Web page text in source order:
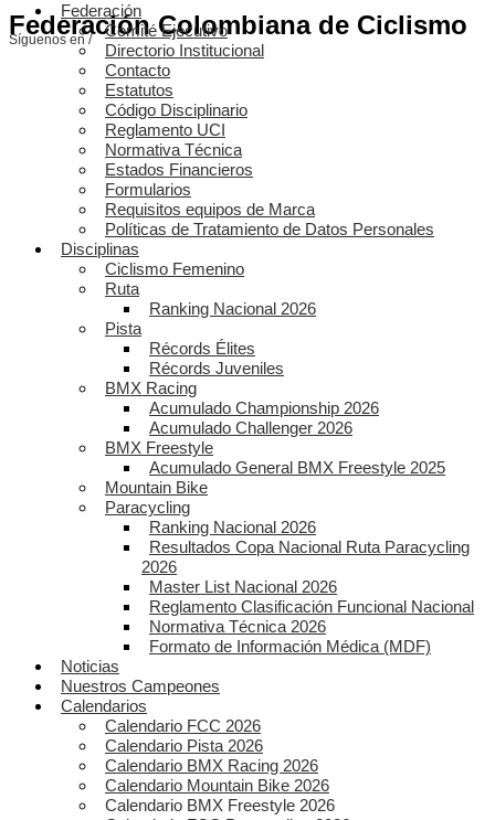
Federación Colombiana de Ciclismo
Síguenos en /
Federación
Comité Ejecutivo
Directorio Institucional
Contacto
Estatutos
Código Disciplinario
Reglamento UCI
Normativa Técnica
Estados Financieros
Formularios
Requisitos equipos de Marca
Políticas de Tratamiento de Datos Personales
Disciplinas
Ciclismo Femenino
Ruta
Ranking Nacional 2026
Pista
Récords Élites
Récords Juveniles
BMX Racing
Acumulado Championship 2026
Acumulado Challenger 2026
BMX Freestyle
Acumulado General BMX Freestyle 2025
Mountain Bike
Paracycling
Ranking Nacional 2026
Resultados Copa Nacional Ruta Paracycling
2026
Master List Nacional 2026
Reglamento Clasificación Funcional Nacional
Normativa Técnica 2026
Formato de Información Médica (MDF)
Noticias
Nuestros Campeones
Calendarios
Calendario FCC 2026
Calendario Pista 2026
Calendario BMX Racing 2026
Calendario Mountain Bike 2026
Calendario BMX Freestyle 2026